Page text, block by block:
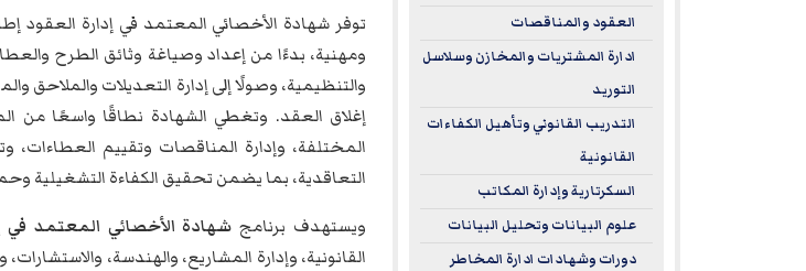
توفر شهادة الأخصائي المعتمد في إدارة العقود
ومهنية، بدءًا من إعداد وصياغة وثائق الطرح
والتنظيمية، وصولًا إلى إدارة التعديلات والملاحق
إغلاق العقد. وتغطي الشهادة نطاقًا واسعًا من
المختلفة، وإدارة المناقصات وتقييم
التعاقدية، بما يضمن تحقيق الكفاءة التشغيلية
ويستهدف برنامج شهادة الأخصائي المعتمد في
القانونية، وإدارة المشاريع، والهندسة،
العقود والمناقصات
ادارة المشتريات والمخازن وسلاسل
التوريد
التدريب القانوني وتأهيل الكفاءات
القانونية
السكرتارية وإدارة المكاتب
علوم البيانات وتحليل البيانات
دورات وشهادات ادارة المخاطر